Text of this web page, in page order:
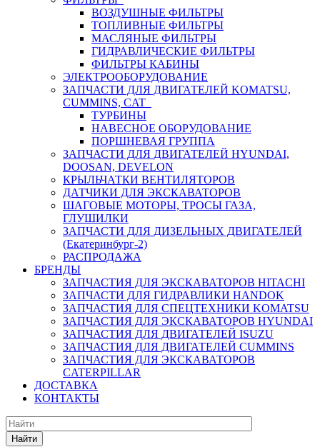
ВОЗДУШНЫЕ ФИЛЬТРЫ
ТОПЛИВНЫЕ ФИЛЬТРЫ
МАСЛЯНЫЕ ФИЛЬТРЫ
ГИДРАВЛИЧЕСКИЕ ФИЛЬТРЫ
ФИЛЬТРЫ КАБИНЫ
ЭЛЕКТРООБОРУДОВАНИЕ
ЗАПЧАСТИ ДЛЯ ДВИГАТЕЛЕЙ KOMATSU,
CUMMINS, CAT
ТУРБИНЫ
НАВЕСНОЕ ОБОРУДОВАНИЕ
ПОРШНЕВАЯ ГРУППА
ЗАПЧАСТИ ДЛЯ ДВИГАТЕЛЕЙ HYUNDAI,
DOOSAN, DEVELON
КРЫЛЬЧАТКИ ВЕНТИЛЯТОРОВ
ДАТЧИКИ ДЛЯ ЭКСКАВАТОРОВ
ШАГОВЫЕ МОТОРЫ, ТРОСЫ ГАЗА,
ГЛУШИЛКИ
ЗАПЧАСТИ ДЛЯ ДИЗЕЛЬНЫХ ДВИГАТЕЛЕЙ
(Екатеринбург-2)
РАСПРОДАЖА
БРЕНДЫ
ЗАПЧАСТИЯ ДЛЯ ЭКСКАВАТОРОВ HITACHI
ЗАПЧАСТИ ДЛЯ ГИДРАВЛИКИ HANDOK
ЗАПЧАСТИЯ ДЛЯ СПЕЦТЕХНИКИ KOMATSU
ЗАПЧАСТИЯ ДЛЯ ЭКСКАВАТОРОВ HYUNDAI
ЗАПЧАСТИЯ ДЛЯ ДВИГАТЕЛЕЙ ISUZU
ЗАПЧАСТИЯ ДЛЯ ДВИГАТЕЛЕЙ CUMMINS
ЗАПЧАСТИЯ ДЛЯ ЭКСКАВАТОРОВ
CATERPILLAR
ДОСТАВКА
КОНТАКТЫ
Найти